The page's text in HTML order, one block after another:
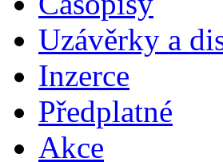
Uzávěrky a
Inzerce
Předplatné
Akce